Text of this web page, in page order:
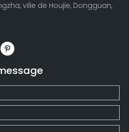
ville de Houjie, Dongguan,